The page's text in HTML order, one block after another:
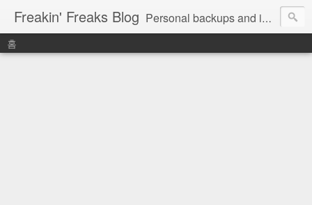
Freakin' Freaks Blog Personal backups and interests
홈